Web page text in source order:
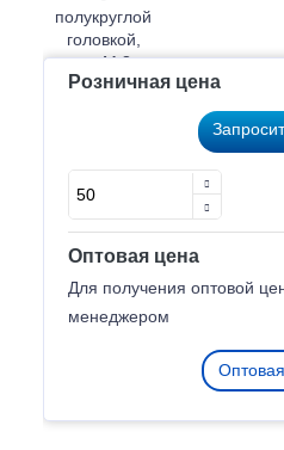
Розничная цена
Оптовая цена
Для получения оптовой
менеджером